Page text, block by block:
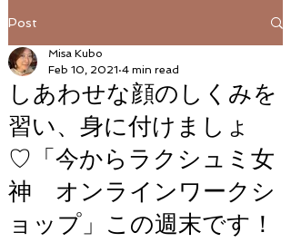
Post
しあわせな顔のしくみを
習い、身に付けましょ
♡「今からラクシュミ女
神 オンラインワークシ
ョップ」この週末です！
Misa Kubo
Feb 10, 2021 4 min read